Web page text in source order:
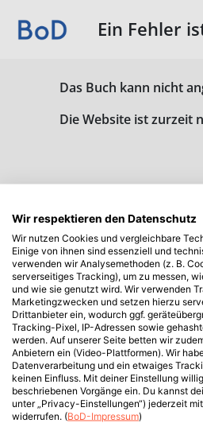
Ein Fehler
Das Buch kann nicht
Die Website ist zurzeit
Wir respektieren den Datenschutz
Wir nutzen Cookies und vergleichbare
Einige von ihnen sind essenziell und
verwenden wir Analysemethoden (z. B.
serverseitiges Tracking), um zu messen,
und wie sie genutzt wird. Wir verwenden
Marketingzwecken und setzen hierzu
Drittanbieter ein, wodurch ggf.
Tracking-Pixel, IP-Adressen sowie
werden. Auf unserer Seite betten wir
Anbietern ein (Video-Plattformen). Wir
Datenverarbeitung und ein etwaiges
keinen Einfluss. Mit deiner Einstellung
beschriebenen Vorgänge ein. Du kannst
unter „Privacy-Einstellungen“) jederzeit
widerrufen. (BoD-Impressum)